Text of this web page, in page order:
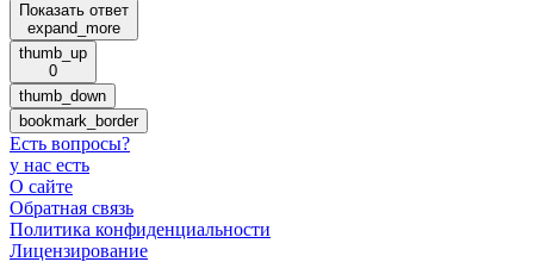
Показать ответ
expand_more
thumb_up
0
thumb_down
bookmark_border
Есть вопросы?
у нас есть
О сайте
Обратная связь
Политика конфиденциальности
Лицензирование